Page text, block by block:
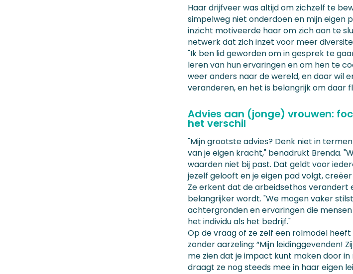
Haar drijfveer was altijd om zichzelf te
simpelweg niet onderdoen en mijn eigen
inzicht motiveerde haar om zich aan te
netwerk dat zich inzet voor meer
"Ik ben lid geworden om in gesprek te
leren van hun ervaringen en om hen te
weer anders naar de wereld, en daar wil
veranderen, en het is belangrijk om daar
Advies aan (jonge) vrouwen:
het verschil
"Mijn grootste advies? Denk niet in
van je eigen kracht," benadrukt Brenda.
waarden niet bij past. Dat geldt voor
jezelf gelooft en je eigen pad volgt, creëer
Ze erkent dat de arbeidsethos verandert
belangrijker wordt. "We mogen vaker
achtergronden en ervaringen die
het individu als het bedrijf."
Op de vraag of ze zelf een rolmodel
zonder aarzeling: “Mijn leidinggevenden!
me zien dat je impact kunt maken door in
draagt ze nog steeds mee in haar eigen